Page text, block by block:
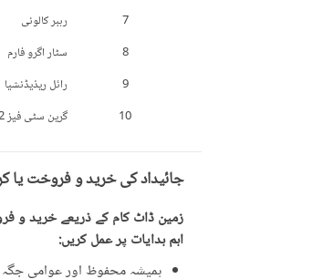
7
رہبر کالونی
8
سٹار اگرو فارم
9
رائل ریذیڈنشیا
10
گرین سٹی فیز 2
جائیداد کی خرید و فروخت یا
زمین ڈاٹ کام کے ذریعے خرید و
اہم ہدایات پر عمل کریں:
ہمیشہ محفوظ اور عوامی جگہ